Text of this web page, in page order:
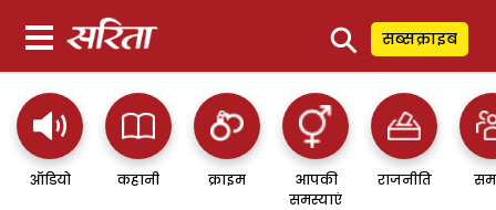
⚲ सब्सक्राइब
ऑडियो कहानी क्राइम
आपकी
समस्याएं
राजनीति